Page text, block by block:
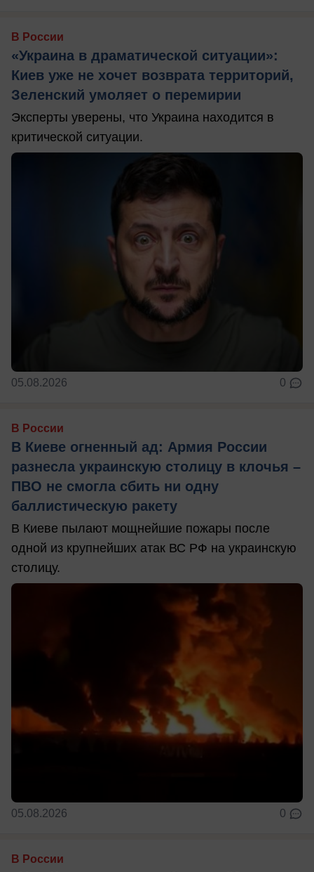
В России
«Украина в драматической ситуации»:
Киев уже не хочет возврата территорий,
Зеленский умоляет о перемирии
Эксперты уверены, что Украина находится в
критической ситуации.
05.08.2026 0
В России
В Киеве огненный ад: Армия России
разнесла украинскую столицу в клочья –
ПВО не смогла сбить ни одну
баллистическую ракету
В Киеве пылают мощнейшие пожары после
одной из крупнейших атак ВС РФ на украинскую
столицу.
05.08.2026 0
В России